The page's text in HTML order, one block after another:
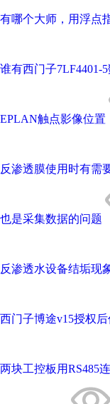
有哪个大师，用浮点
谁有西门子7LF4401-
EPLAN触点影像位置
反渗透膜使用时有需
也是采集数据的问题
反渗透水设备结垢现
西门子博途v15授权
两块工控板用RS485